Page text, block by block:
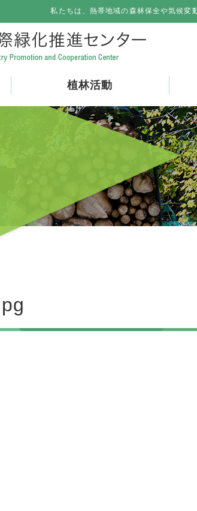
私たちは、熱帯地域の森林保全や気候変
植林活動